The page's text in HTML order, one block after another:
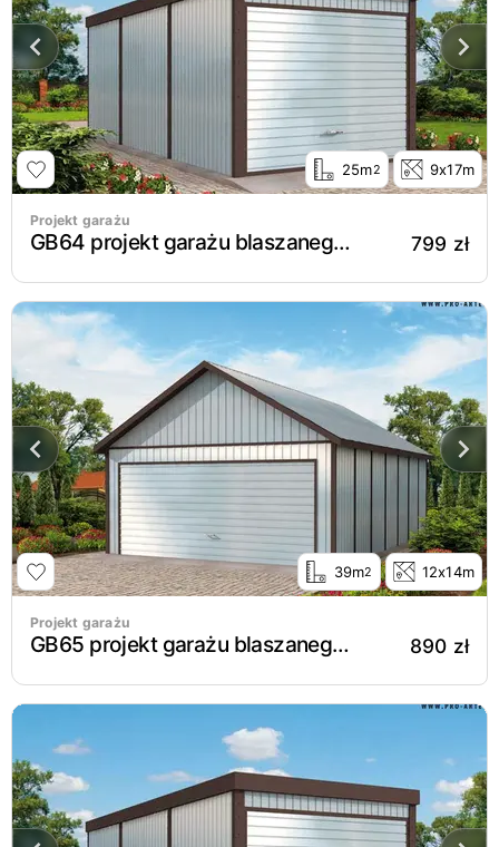
25m2 9x17m
Projekt garażu
GB64 projekt garażu blaszanego jednostanowiskowego z wiatą 799 zł
39m2 12x14m
Projekt garażu
GB65 projekt garażu blaszanego dwustanowiskowego 890 zł